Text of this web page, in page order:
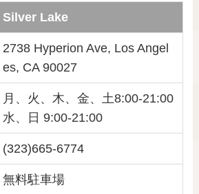
Silver Lake
2738 Hyperion Ave, Los Angel
es, CA 90027
月、火、木、金、土8:00-21:00
水、日 9:00-21:00
(323)665-6774
無料駐車場